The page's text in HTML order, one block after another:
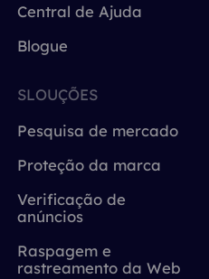
Central de Ajuda
Blogue
SLOUÇÕES
Pesquisa de mercado
Proteção da marca
Verificação de
anúncios
Raspagem e
rastreamento da Web